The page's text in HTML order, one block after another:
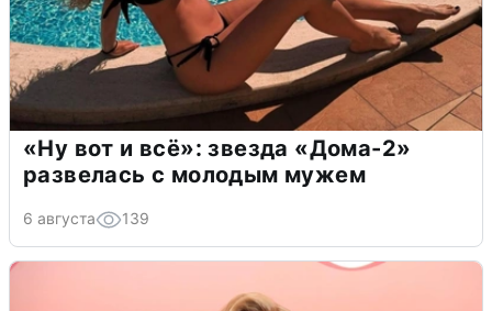
«Ну вот и всё»: звезда «Дома-2»
развелась с молодым мужем
6 августа 139